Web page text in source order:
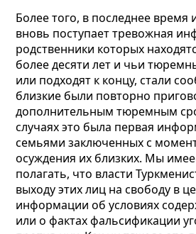
Более того, в последнее время
вновь поступает тревожная
родственники которых
более десяти лет и чьи
или подходят к концу, стали
близкие были повторно
дополнительным тюремным
случаях это была первая
семьями заключенных с
осуждения их близких. Мы
полагать, что власти
выходу этих лиц на свободу в
информации об условиях
или о фактах фальсификации